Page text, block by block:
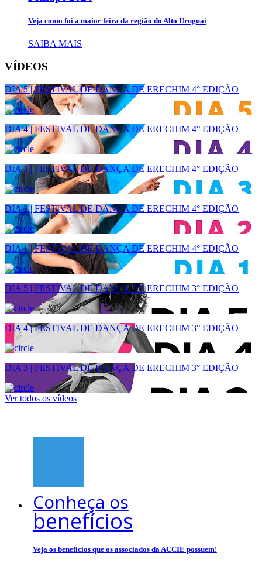
Veja como foi a maior feira da região do Alto Uruguai
SAIBA MAIS
VÍDEOS
DIA 5 | FESTIVAL DE DANÇA DE ERECHIM 4° EDIÇÃO
DIA 4 | FESTIVAL DE DANÇA DE ERECHIM 4° EDIÇÃO
DIA 3 | FESTIVAL DE DANÇA DE ERECHIM 4° EDIÇÃO
DIA 2 | FESTIVAL DE DANÇA DE ERECHIM 4° EDIÇÃO
DIA 1 | FESTIVAL DE DANÇA DE ERECHIM 4° EDIÇÃO
DIA 5 | FESTIVAL DE DANÇA DE ERECHIM 3° EDIÇÃO
DIA 4 | FESTIVAL DE DANÇA DE ERECHIM 3° EDIÇÃO
DIA 3 | FESTIVAL DE DANÇA DE ERECHIM 3° EDIÇÃO
Ver todos os vídeos
Conheça os
benefícios
Veja os benefícios que os associados da ACCIE possuem!